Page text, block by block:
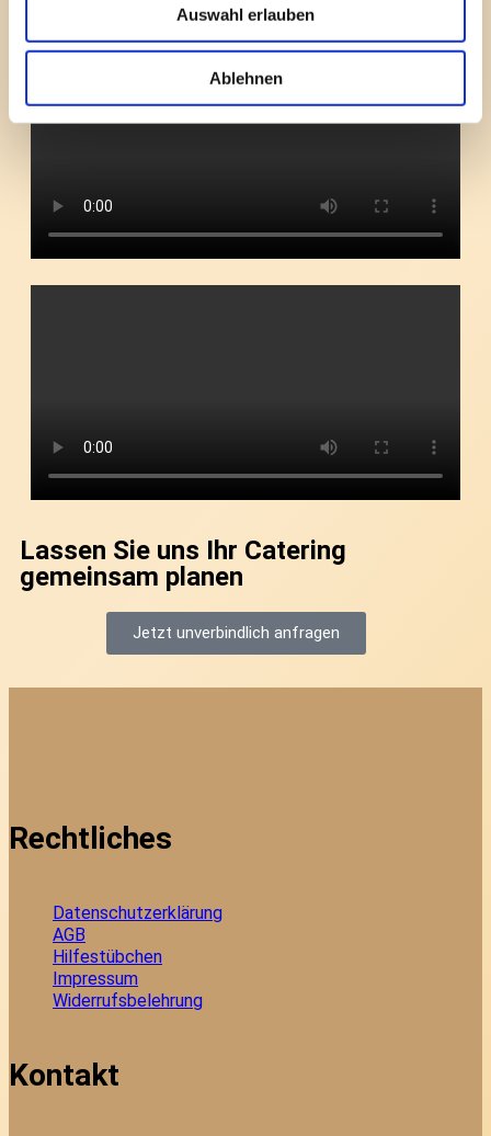
Auswahl erlauben
Ablehnen
Lassen Sie uns Ihr Catering
gemeinsam planen
Jetzt unverbindlich anfragen
Rechtliches
Datenschutzerklärung
AGB
Hilfestübchen
Impressum
Widerrufsbelehrung
Kontakt